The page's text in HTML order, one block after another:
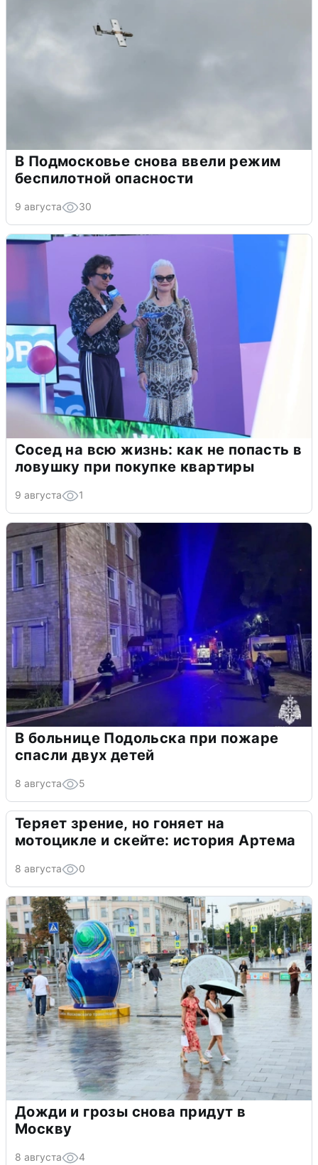
В Подмосковье снова ввели режим
беспилотной опасности
9 августа 30
Сосед на всю жизнь: как не попасть в
ловушку при покупке квартиры
9 августа 1
В больнице Подольска при пожаре
спасли двух детей
8 августа 5
Теряет зрение, но гоняет на
мотоцикле и скейте: история Артема
8 августа 0
Дожди и грозы снова придут в
Москву
8 августа 4